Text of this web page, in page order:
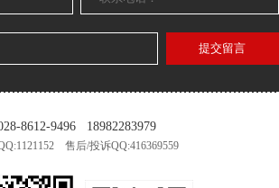
提交留言
8612-9496 18982283979
售后/投诉QQ:416369559